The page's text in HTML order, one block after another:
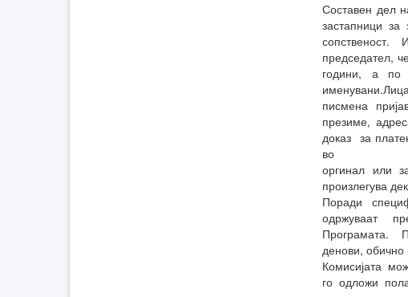
Составен дел
застапници за
председател,
години, а по
писмена
презиме,
доказ за
во
оргинал или
произлегува
Поради
одржуваат
Програмата.
денови, обично
Комисијата
го одложи